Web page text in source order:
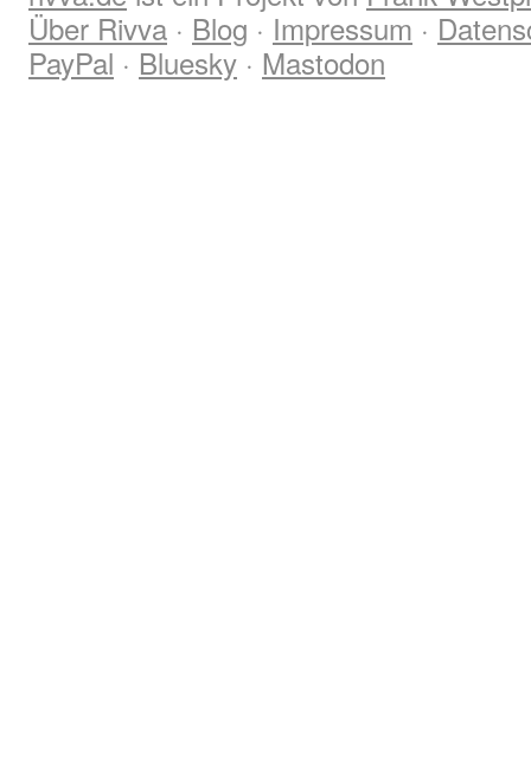
Über Rivva · Blog · Impressum ·
PayPal · Bluesky · Mastodon